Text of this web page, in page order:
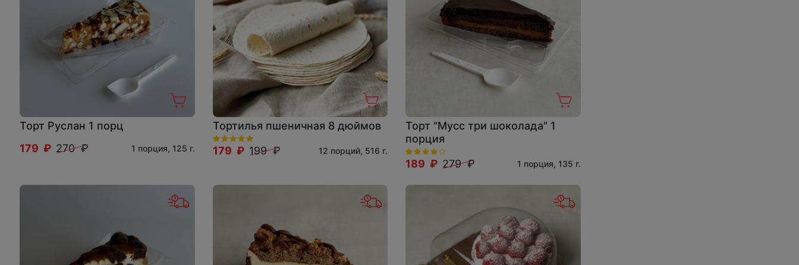
Торт Руслан 1 порц
179 ₽ 270 ₽ 1 порция, 125 г.
Тортилья пшеничная 8 дюймов
179 ₽ 199 ₽ 12 порций, 516 г.
Торт "Мусс три шоколада" 1
порция
189 ₽ 279 ₽ 1 порция, 135 г.